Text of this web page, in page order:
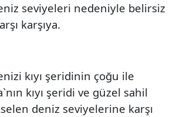
seviyeleri nedeniyle belirsiz
karşıya.
kıyı şeridinin çoğu ile
kıyı şeridi ve güzel sahil
deniz seviyelerine karşı